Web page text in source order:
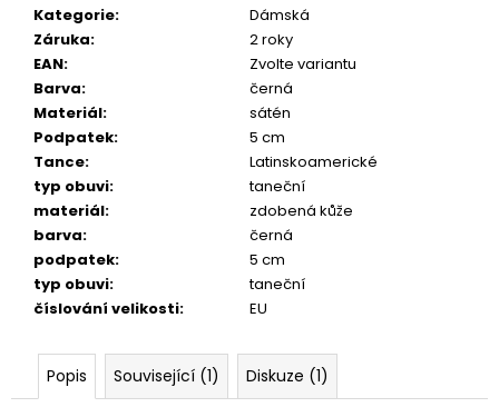
Kategorie:
Dámská
Záruka:
2 roky
EAN:
Zvolte variantu
Barva:
černá
Materiál:
sátén
Podpatek:
5 cm
Tance:
Latinskoamerické
typ obuvi:
taneční
materiál:
zdobená kůže
barva:
černá
podpatek:
5 cm
typ obuvi:
taneční
číslování velikosti: EU
Popis Související (1) Diskuze (1)
PD
121,
ČERNÁ
KŮŽE,
PODPATEK
CM
690
Kč